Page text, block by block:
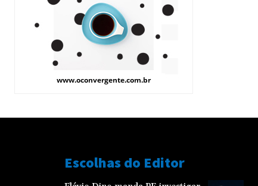
Escolhas do Editor